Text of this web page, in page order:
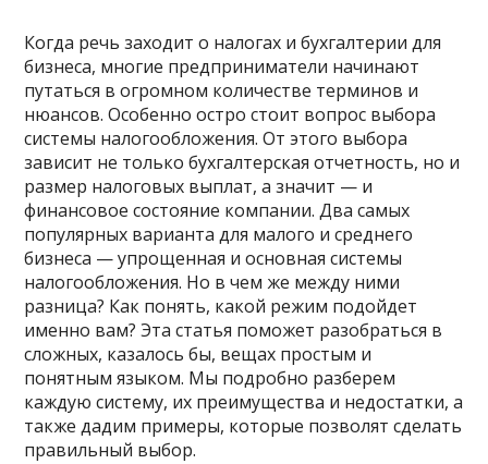
Когда речь заходит о налогах и бухгалтерии для
бизнеса, многие предприниматели начинают
путаться в огромном количестве терминов и
нюансов. Особенно остро стоит вопрос выбора
системы налогообложения. От этого выбора
зависит не только бухгалтерская отчетность, но и
размер налоговых выплат, а значит — и
финансовое состояние компании. Два самых
популярных варианта для малого и среднего
бизнеса — упрощенная и основная системы
налогообложения. Но в чем же между ними
разница? Как понять, какой режим подойдет
именно вам? Эта статья поможет разобраться в
сложных, казалось бы, вещах простым и
понятным языком. Мы подробно разберем
каждую систему, их преимущества и недостатки, а
также дадим примеры, которые позволят сделать
правильный выбор.